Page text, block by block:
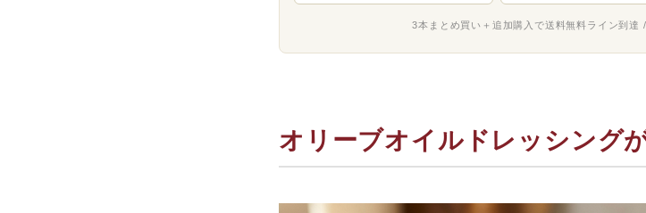
「加熱しない」からこそ、品質差が露骨に出る
3本まとめ買い＋追加購入で送料無料ライン到達
オリーブオイルドレッシング